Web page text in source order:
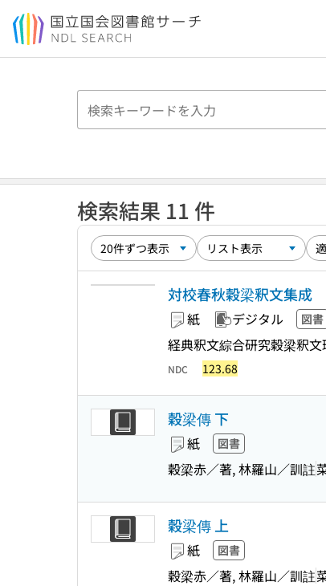
本文へ移動
検索結果 11 件
対校春秋穀梁釈文集成
紙 デジタル 図書
経典釈文綜合研究穀梁釈文
NDC 123.68
穀梁傳 下
紙 図書
穀梁赤／著, 林羅山／訓註
穀梁傳 上
紙 図書
穀梁赤／著, 林羅山／訓註